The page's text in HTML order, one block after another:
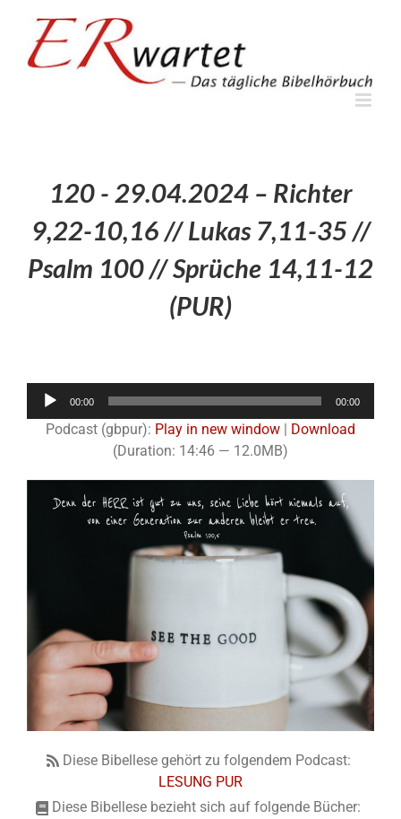
springen
120 - 29.04.2024 – Richter
9,22-10,16 // Lukas 7,11-35 //
Psalm 100 // Sprüche 14,11-12
(PUR)
Audio-
00:00 00:00
Podcast (gbpur): Play in new window
Download
(Duration: 14:46 — 12.0MB)
Diese Bibellese gehört zu folgendem Podcast:
LESUNG PUR
Diese Bibellese bezieht sich auf folgende Bücher: